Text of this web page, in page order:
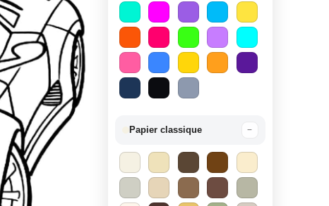
Papier classique −